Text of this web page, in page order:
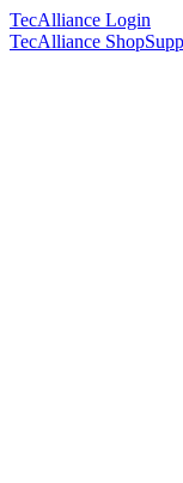
TecAlliance Login
TecAlliance Shop